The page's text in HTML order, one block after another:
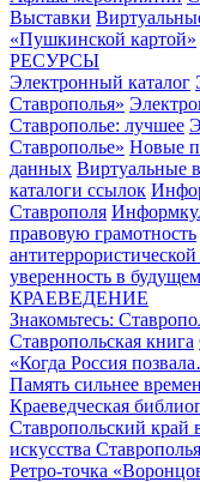
Выставки
«Пушкинской картой»
РЕСУРСЫ
Электронный каталог
Ставрополья»
Ставрополье: лучшее
Ставрополье» Новые
данных Виртуальные
каталоги ссылок
Ставрополя
правовую грамотность
уверенность в будущем
КРАЕВЕДЕНИЕ
Знакомьтесь:
Ставропольская книга
«Когда Россия
Память сильнее
Краеведческая
Ставропольский край
искусства
Ретро-точка